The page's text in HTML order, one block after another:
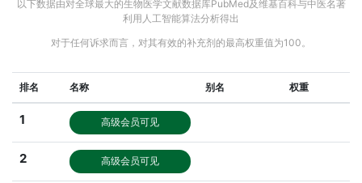
以下数据由对全球最大的生物医学文献数据库PubMed及维基百科与中医名著
利用人工智能算法分析得出
对于任何诉求而言，对其有效的补充剂的最高权重值为100。
排名 名称 别名 权重
1 高级会员可见
2 高级会员可见